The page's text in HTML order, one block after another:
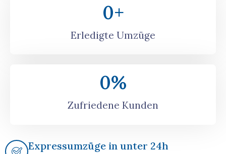
Erledigte Umzüge
0+
Zufriedene Kunden
0%
Expressumzüge in unter 24h